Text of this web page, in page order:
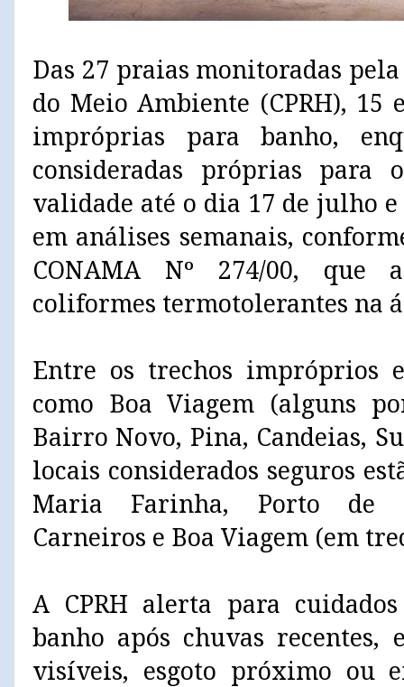
Das 27 praias monitoradas
do Meio Ambiente (CPRH), 15
impróprias para banho,
consideradas próprias para
validade até o dia 17 de julho
em análises semanais,
CONAMA Nº 274/00, que
coliformes termotolerantes na
Entre os trechos impróprios
como Boa Viagem (alguns
Bairro Novo, Pina, Candeias,
locais considerados seguros
Maria Farinha, Porto de
Carneiros e Boa Viagem (em
A CPRH alerta para
banho após chuvas recentes,
visíveis, esgoto próximo ou